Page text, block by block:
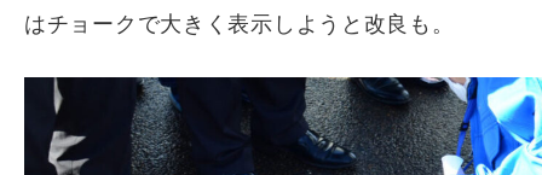
はチョークで大きく表示しようと改良も。